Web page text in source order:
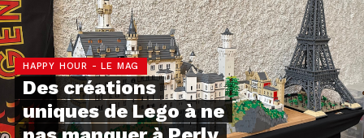
HAPPY HOUR - LE MAG
Des créations
uniques de Lego à ne